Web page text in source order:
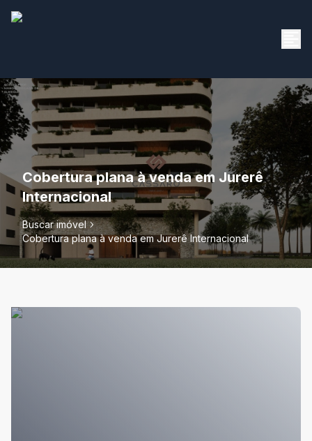
Cobertura plana à venda em Jurerê
Internacional
Buscar imóvel
Cobertura plana à venda em Jurerê Internacional